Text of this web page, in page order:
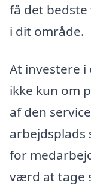
få det
i dit område.
At investere
ikke kun om
af den
for
værd at tage